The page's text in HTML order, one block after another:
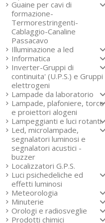
Guaine per cavi di
formazione-
Termorestringenti-
Cablaggio-Canaline
Passacavo
Illuminazione a led
Informatica
Inverter-Gruppi di
continuita' (U.P.S.) e Gruppi
elettrogeni
Lampade da laboratorio
Lampade, plafoniere, torce
e proiettori alogeni
Lampeggianti e luci rotanti.
Led, microlampade,
segnalatori luminosi e
segnalatori acustici -
buzzer
Localizzatori G.P.S.
Luci psichedeliche ed
effetti luminosi
Meteorologia
Minuterie
Orologi e radiosveglie
Prodotti chimici